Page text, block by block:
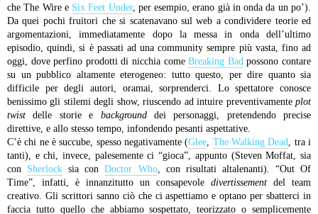
che The Wire e Six Feet Under, per esempio, erano già in onda da un po’).
Da quei pochi fruitori che si scatenavano sul web a condividere teorie ed
argomentazioni, immediatamente dopo la messa in onda dell’ultimo
episodio, quindi, si è passati ad una community sempre più vasta, fino ad
oggi, dove perfino prodotti di nicchia comeBreaking Badpossono contare
su un pubblico altamente eterogeneo: tutto questo, per dire quanto sia
difficile per degli autori, oramai, sorprenderci. Lo spettatore conosce
benissimo gli stilemi degli show, riuscendo ad intuire preventivamente plot
twistdelle storie e backgrounddei personaggi, pretendendo precise
direttive, e allo stesso tempo, infondendo pesanti aspettative.
C’è chi ne è succube, spesso negativamente (Glee, The Walking Dead, tra i
tanti), e chi, invece, palesemente ci “gioca”, appunto (Steven Moffat, sia
con Sherlock sia conDoctor Who, con risultati altalenanti). “Out Of
Time”, infatti, è innanzitutto un consapevole divertissement del team
creativo. Gli scrittori sanno ciò che ci aspettiamo e optano per sbatterci in
faccia tutto quello che abbiamo sospettato, teorizzato o semplicemente